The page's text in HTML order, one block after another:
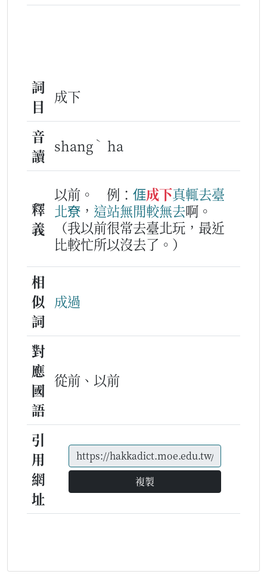
詞
目
成下
音
讀
shang ˋ ha
釋
義
以前。 例： 𠊎成下真輒去臺
北尞 ， 這站無閒較無去啊。
（我以前很常去臺北玩，最近
比較忙所以沒去了。）
相
似
詞
成過
對
應
國
語
從前、以前
引
用
網
址
複製